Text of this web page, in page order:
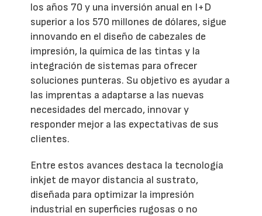
los años 70 y una inversión anual en I+D
superior a los 570 millones de dólares, sigue
innovando en el diseño de cabezales de
impresión, la química de las tintas y la
integración de sistemas para ofrecer
soluciones punteras. Su objetivo es ayudar a
las imprentas a adaptarse a las nuevas
necesidades del mercado, innovar y
responder mejor a las expectativas de sus
clientes.
Entre estos avances destaca la tecnología
inkjet de mayor distancia al sustrato,
diseñada para optimizar la impresión
industrial en superficies rugosas o no